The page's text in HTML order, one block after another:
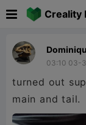
Creality
03:10 03-
turned out
main and tail.